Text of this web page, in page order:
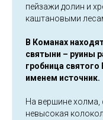
пейзажи долин и
каштановыми
В Команах
святыни – руины
гробница святого
именем источник.
На вершине холма,
невысокая